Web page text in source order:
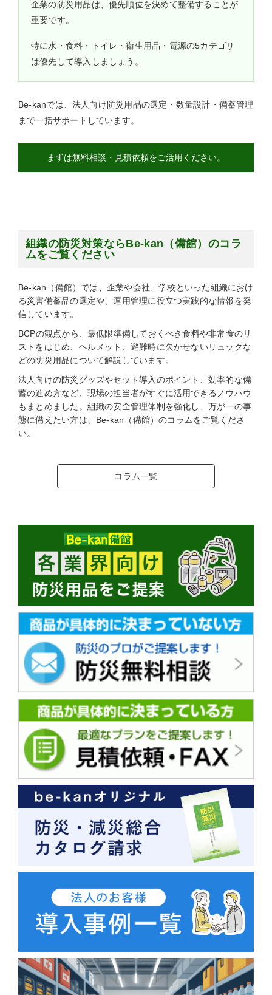
企業の防災用品は、優先順位を決めて整備することが
重要です。
特に水・食料・トイレ・衛生用品・電源の5カテゴリ
は優先して導入しましょう。
Be-kanでは、法人向け防災用品の選定・数量設計・備蓄管理
まで一括サポートしています。
まずは無料相談・見積依頼をご活用ください。
組織の防災対策ならBe-kan（備館）のコラ
ムをご覧ください
Be-kan（備館）では、企業や会社、学校といった組織におけ
る災害備蓄品の選定や、運用管理に役立つ実践的な情報を発
信しています。
BCPの観点から、最低限準備しておくべき食料や非常食のリ
ストをはじめ、ヘルメット、避難時に欠かせないリュックな
どの防災用品について解説しています。
法人向けの防災グッズやセット導入のポイント、効率的な備
蓄の進め方など、現場の担当者がすぐに活用できるノウハウ
もまとめました。組織の安全管理体制を強化し、万が一の事
態に備えたい方は、Be-kan（備館）のコラムをご覧くださ
い。
コラム一覧